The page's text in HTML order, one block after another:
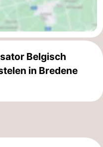
Belgisch
in Bredene